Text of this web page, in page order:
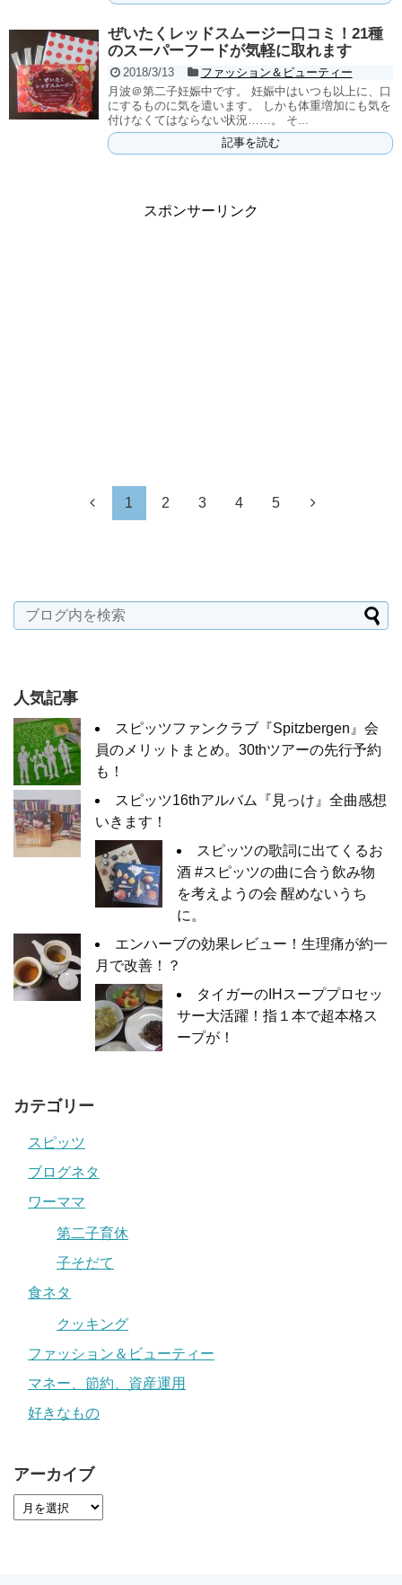
ぜいたくレッドスムージー口コミ！21種
のスーパーフードが気軽に取れます
2018/3/13
ファッション＆ビューティー
月波＠第二子妊娠中です。 妊娠中はいつも以上に、口
にするものに気を遣います。 しかも体重増加にも気を
付けなくてはならない状況……。 そ...
記事を読む
スポンサーリンク
1 2 3 4 5
人気記事
スピッツファンクラブ『Spitzbergen』会
員のメリットまとめ。30thツアーの先行予約
も！
スピッツ16thアルバム『見っけ』全曲感想
いきます！
スピッツの歌詞に出てくるお
酒 #スピッツの曲に合う飲み物
を考えようの会 醒めないうち
に。
エンハーブの効果レビュー！生理痛が約一
月で改善！？
タイガーのIHスーププロセッ
サー大活躍！指１本で超本格ス
ープが！
カテゴリー
スピッツ
ブログネタ
ワーママ
第二子育休
子そだて
食ネタ
クッキング
ファッション＆ビューティー
マネー、節約、資産運用
好きなもの
アーカイブ